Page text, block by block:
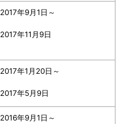
2017年9月1日～
2017年11月9日
2017年1月20日～
2017年5月9日
2016年9月1日～